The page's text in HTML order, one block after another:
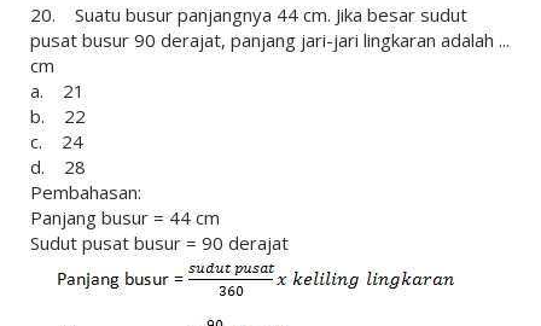
20. Suatu busur panjangnya 44 cm. Jika besar sudut
pusat busur 90 derajat, panjang jari-jari lingkaran adalah ...
cm
a. 21
b. 22
c. 24
d. 28
Pembahasan:
Panjang busur = 44 cm
Sudut pusat busur = 90 derajat